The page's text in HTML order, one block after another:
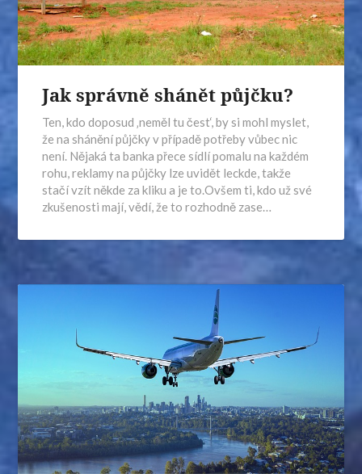
Jak správně shánět půjčku?
Ten, kdo doposud ‚neměl tu čest‘, by si mohl myslet,
že na shánění půjčky v případě potřeby vůbec nic
není. Nějaká ta banka přece sídlí pomalu na každém
rohu, reklamy na půjčky lze uvidět leckde, takže
stačí vzít někde za kliku a je to.Ovšem ti, kdo už své
zkušenosti mají, vědí, že to rozhodně zase…